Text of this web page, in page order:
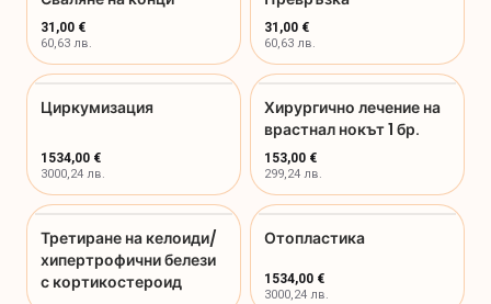
31,00 €
60,63 лв.
31,00 €
60,63 лв.
Циркумизация
1534,00 €
3000,24 лв.
Хирургично лечение на
врастнал нокът 1 бр.
153,00 €
299,24 лв.
Третиране на келоиди/
хипертрофични белези
с кортикостероид
Отопластика
1534,00 €
3000,24 лв.